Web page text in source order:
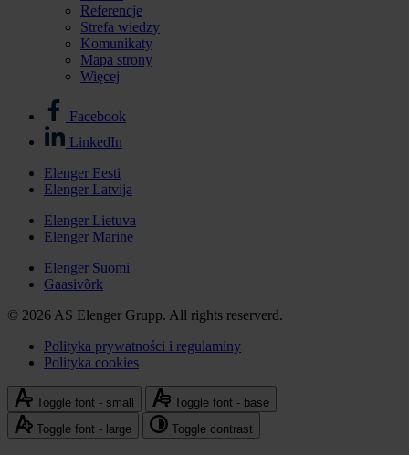
Referencje
Strefa wiedzy
Komunikaty
Mapa strony
Więcej
Stopka
media
społecznościowe
Facebook
LinkedIn
Stopka
Elenger
international
Elenger Eesti
Elenger Latvija
Elenger Lietuva
Elenger Marine
Elenger Suomi
Gaasivõrk
© 2026 AS Elenger Grupp. All rights reserverd.
Stopka
-
polityka
prywatności
Polityka prywatności i regulaminy
Polityka cookies
Toggle font - small
Toggle font - base
Toggle font - large
Toggle contrast